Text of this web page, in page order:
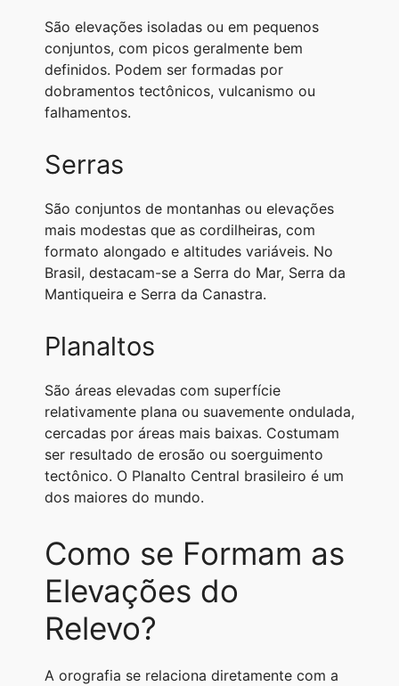
São elevações isoladas ou em pequenos
conjuntos, com picos geralmente bem
definidos. Podem ser formadas por
dobramentos tectônicos, vulcanismo ou
falhamentos.
Serras
São conjuntos de montanhas ou elevações
mais modestas que as cordilheiras, com
formato alongado e altitudes variáveis. No
Brasil, destacam-se a Serra do Mar, Serra da
Mantiqueira e Serra da Canastra.
Planaltos
São áreas elevadas com superfície
relativamente plana ou suavemente ondulada,
cercadas por áreas mais baixas. Costumam
ser resultado de erosão ou soerguimento
tectônico. O Planalto Central brasileiro é um
dos maiores do mundo.
Como se Formam as
Elevações do
Relevo?
A orografia se relaciona diretamente com a